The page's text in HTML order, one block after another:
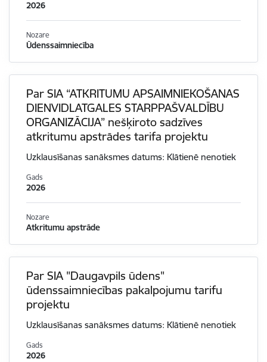
2026
Nozare
Ūdenssaimniecība
Par SIA “ATKRITUMU APSAIMNIEKOŠANAS
DIENVIDLATGALES STARPPAŠVALDĪBU
ORGANIZĀCIJA” nešķiroto sadzīves
atkritumu apstrādes tarifa projektu
Uzklausīšanas sanāksmes datums: Klātienē nenotiek
Gads
2026
Nozare
Atkritumu apstrāde
Par SIA "Daugavpils ūdens"
ūdenssaimniecības pakalpojumu tarifu
projektu
Uzklausīšanas sanāksmes datums: Klātienē nenotiek
Gads
2026